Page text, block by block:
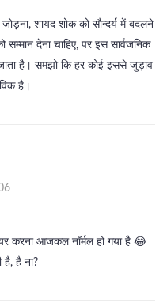
शायद शोक को सौन्दर्य में बदलने
सम्मान देना चाहिए, पर इस सार्वजनिक
जाता है। समझो कि हर कोई इससे जुड़ाव
है।
करना आजकल नॉर्मल हो गया है 😂
है, है ना?